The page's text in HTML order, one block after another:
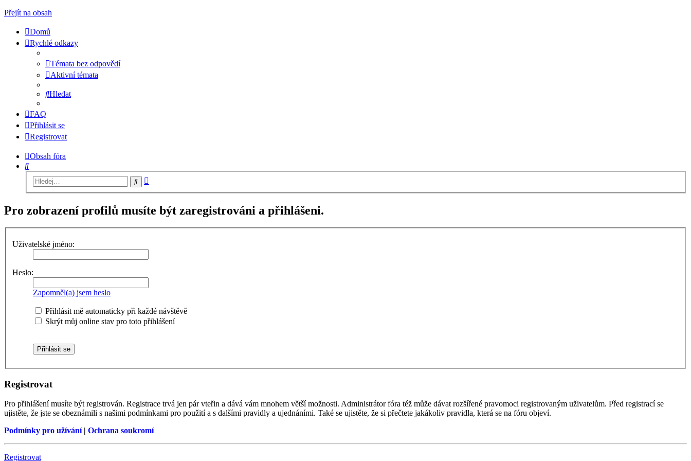
Přejít na obsah
Domů
Rychlé odkazy
Témata bez odpovědí
Aktivní témata
Hledat
FAQ
Přihlásit se
Registrovat
Obsah fóra
Hledat
Hledat
Pro zobrazení profilů musíte být zaregistrováni a přihlášeni.
Uživatelské jméno:
Heslo:
Zapomněl(a) jsem heslo
Přihlásit mě automaticky při každé návštěvě
Skrýt můj online stav pro toto přihlášení
Registrovat
Pro přihlášení musíte být registrován. Registrace trvá jen pár vteřin a dává vám mnohem větší možnosti. Administrátor fóra též může dávat rozšířené pravomoci registrovaným uživatelům. Před registrací se
ujistěte, že jste se obeznámili s našimi podmínkami pro použití a s dalšími pravidly a ujednáními. Také se ujistěte, že si přečtete jakákoliv pravidla, která se na fóru objeví.
Podmínky pro užívání| Ochrana soukromí
Registrovat